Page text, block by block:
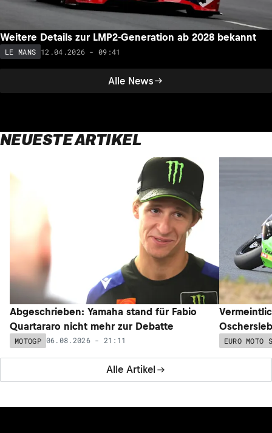
Alle News
Weitere Details zur LMP2-Generation ab 2028 bekannt
LE MANS 12.04.2026 - 09:41
NEUESTE ARTIKEL
Alle Artikel
Abgeschrieben: Yamaha stand für Fabio
Quartararo nicht mehr zur Debatte
MOTOGP 06.08.2026 - 21:11 EURO MOTO